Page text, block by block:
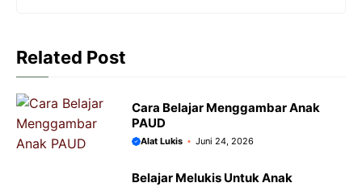
r
Related Post
Cara Belajar Menggambar Anak
PAUD
Alat Lukis Juni 24, 2026
Belajar Melukis Untuk Anak